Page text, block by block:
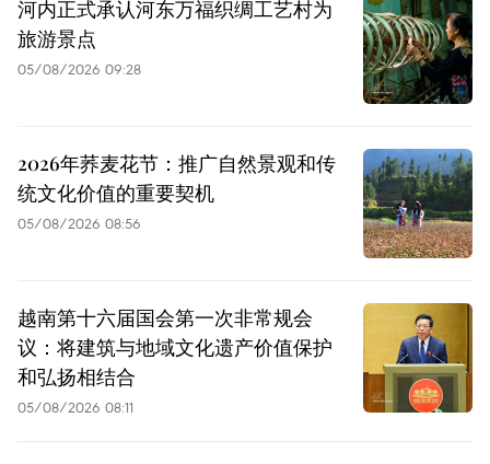
河内正式承认河东万福织绸工艺村为
旅游景点
05/08/2026 09:28
2026年荞麦花节：推广自然景观和传
统文化价值的重要契机
05/08/2026 08:56
越南第十六届国会第一次非常规会
议：将建筑与地域文化遗产价值保护
和弘扬相结合
05/08/2026 08:11